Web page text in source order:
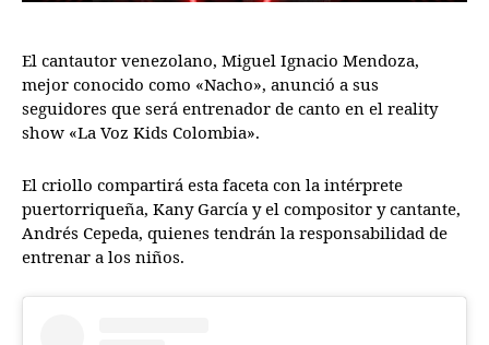
El cantautor venezolano, Miguel Ignacio Mendoza,
mejor conocido como «Nacho», anunció a sus
seguidores que será entrenador de canto en el reality
show «La Voz Kids Colombia».
El criollo compartirá esta faceta con la intérprete
puertorriqueña, Kany García y el compositor y cantante,
Andrés Cepeda, quienes tendrán la responsabilidad de
entrenar a los niños.